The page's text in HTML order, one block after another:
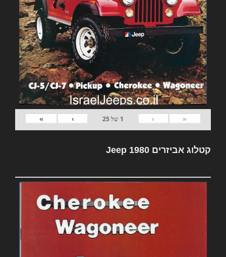
«
‹
1 של25
›
»
קטלוג אביזרים Jeep 1980